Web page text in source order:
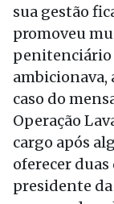
sua gestão
promoveu
penitenciário
ambicionava,
caso do
Operação
cargo após
oferecer
presidente